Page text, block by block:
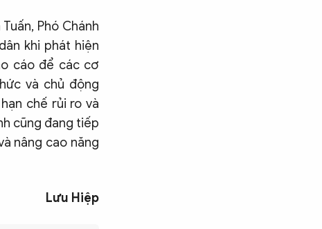
Phó Chánh
khi phát hiện
cáo để các cơ
và chủ động
chế rủi ro và
cũng đang tiếp
nâng cao năng
Lưu Hiệp